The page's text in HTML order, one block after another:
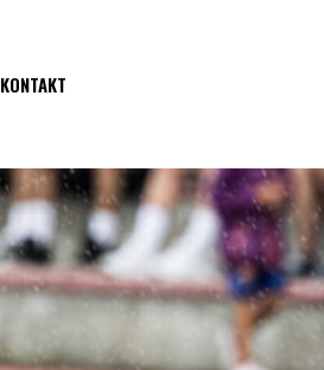
KONTAKT